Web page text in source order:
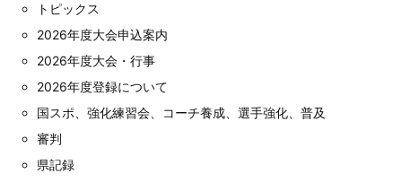
トピックス
2026年度大会申込案内
2026年度大会・行事
2026年度登録について
国スポ、強化練習会、コーチ養成、選手強化、普及
審判
県記録